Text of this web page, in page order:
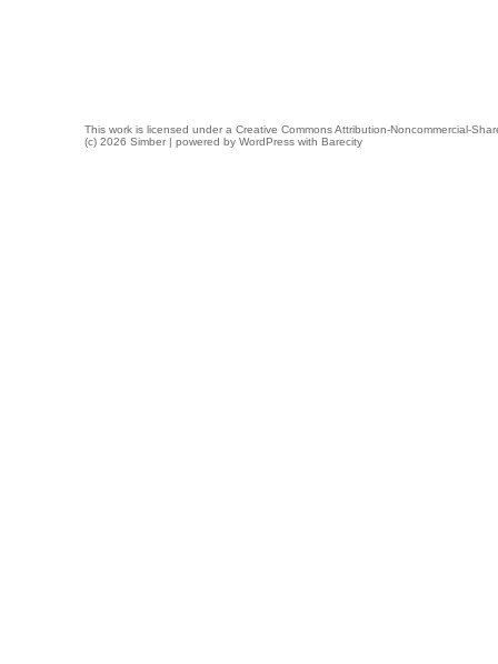
This work is licensed under a Creative Commons Attribution-Noncommercial-
(c) 2026 Simber | powered by WordPress with Barecity